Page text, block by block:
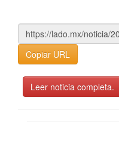
Copiar URL
Leer noticia completa.